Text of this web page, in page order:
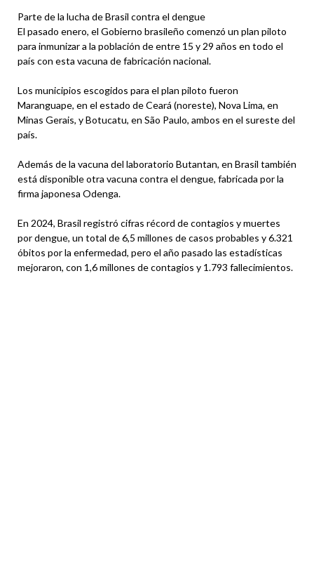
Parte de la lucha de Brasil contra el dengue
El pasado enero, el Gobierno brasileño comenzó un plan piloto
para inmunizar a la población de entre 15 y 29 años en todo el
país con esta vacuna de fabricación nacional.
Los municipios escogidos para el plan piloto fueron
Maranguape, en el estado de Ceará (noreste), Nova Lima, en
Minas Gerais, y Botucatu, en São Paulo, ambos en el sureste del
país.
Además de la vacuna del laboratorio Butantan, en Brasil también
está disponible otra vacuna contra el dengue, fabricada por la
firma japonesa Odenga.
En 2024, Brasil registró cifras récord de contagios y muertes
por dengue, un total de 6,5 millones de casos probables y 6.321
óbitos por la enfermedad, pero el año pasado las estadísticas
mejoraron, con 1,6 millones de contagios y 1.793 fallecimientos.